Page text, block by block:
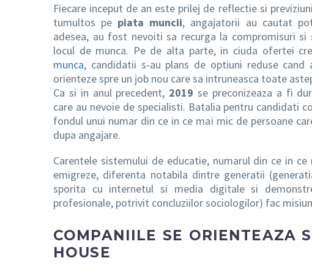
Fiecare inceput de an este prilej de reflectie si
tumultos pe piata muncii, angajatorii au cautat
adesea, au fost nevoiti sa recurga la compromisuri si
locul de munca. Pe de alta parte, in ciuda ofertei
munca, candidatii s-au plans de optiuni reduse
orienteze spre un job nou care sa intruneasca toate
Ca si in anul precedent, 2019 se preconizeaza a fi
care au nevoie de specialisti. Batalia pentru candidati
fondul unui numar din ce in ce mai mic de persoane
dupa angajare.
Carentele sistemului de educatie, numarul din ce in
emigreze, diferenta notabila dintre generatii
sporita cu internetul si media digitale si
profesionale, potrivit concluziilor sociologilor) fac
COMPANIILE SE ORIENTEAZA
HOUSE